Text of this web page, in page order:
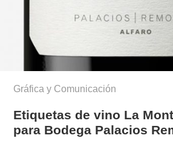
Gráfica y Comunicación
Etiquetas de vino La
para Bodega Palacios